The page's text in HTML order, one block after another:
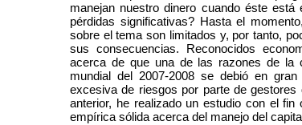
manejan nuestro dinero cuando éste está
pérdidas significativas? Hasta el
sobre el tema son limitados y, por tanto,
sus consecuencias. Reconocidos
acerca de que una de las razones de la
mundial del 2007-2008 se debió en
excesiva de riesgos por parte de gestores
anterior, he realizado un estudio con el fin
empírica sólida acerca del manejo del